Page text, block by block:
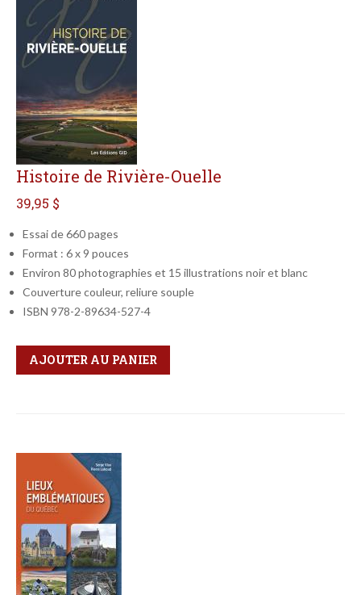
Histoire de Rivière-Ouelle
39,95 $
Essai de 660 pages
Format : 6 x 9 pouces
Environ 80 photographies et 15 illustrations noir et blanc
Couverture couleur, reliure souple
ISBN 978-2-89634-527-4
Qté
Format
AJOUTER AU PANIER